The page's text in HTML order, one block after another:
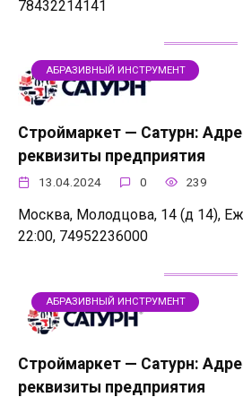
78432214141
АБРАЗИВНЫЙ ИНСТРУМЕНТ
Строймаркет — Сатурн:
реквизиты предприятия
13.04.2024 0 239
Москва, Молодцова, 14 (д 14),
22:00, 74952236000
АБРАЗИВНЫЙ ИНСТРУМЕНТ
Строймаркет — Сатурн:
реквизиты предприятия